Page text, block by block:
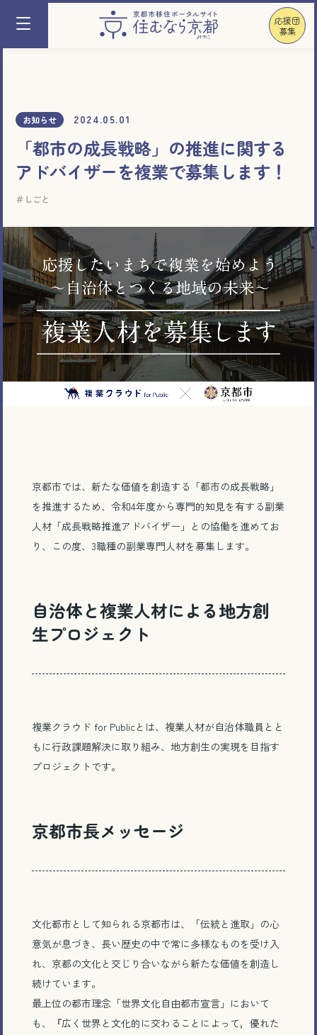
応援団
募集
お知らせ 2024.05.01
「都市の成長戦略」の推進に関する
アドバイザーを複業で募集します！
しごと
京都市では、新たな価値を創造する「都市の成長戦略」
を推進するため、令和4年度から専門的知見を有する副業
人材「成長戦略推進アドバイザー」との協働を進めてお
り、この度、3職種の副業専門人材を募集します。
自治体と複業人材による地方創
生プロジェクト
複業クラウド for Publicとは、複業人材が自治体職員とと
もに行政課題解決に取り組み、地方創生の実現を目指す
プロジェクトです。
京都市長メッセージ
文化都市として知られる京都市は、「伝統と進取」の心
意気が息づき、長い歴史の中で常に多様なものを受け入
れ、京都の文化と交じり合いながら新たな価値を創造し
続けています。
最上位の都市理念「世界文化自由都市宣言」において
も、『広く世界と文化的に交わることによって，優れた